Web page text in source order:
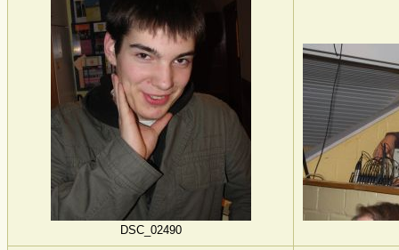
DSC_02490